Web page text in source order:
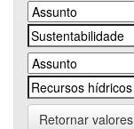
Retornar valores